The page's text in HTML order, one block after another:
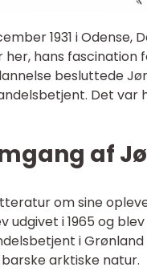
1931 i Odense,
her, hans
besluttede
Det var
af
om sine
udgivet i 1965 og
i
arktiske natur.